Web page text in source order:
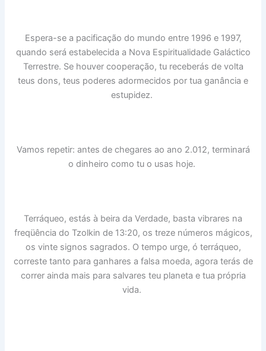
Espera-se a pacificação do mundo entre 1996 e 1997,
quando será estabelecida a Nova Espiritualidade Galáctico
Terrestre. Se houver cooperação, tu receberás de volta
teus dons, teus poderes adormecidos por tua ganância e
estupidez.
Vamos repetir: antes de chegares ao ano 2.012, terminará
o dinheiro como tu o usas hoje.
Terráqueo, estás à beira da Verdade, basta vibrares na
freqüência do Tzolkin de 13:20, os treze números mágicos,
os vinte signos sagrados. O tempo urge, ó terráqueo,
correste tanto para ganhares a falsa moeda, agora terás de
correr ainda mais para salvares teu planeta e tua própria
vida.